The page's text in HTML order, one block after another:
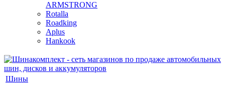
ARMSTRONG
Rotalla
Roadking
Aplus
Hankook
Шины